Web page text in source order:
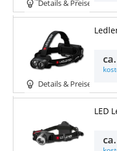
Details & Preise
Details & Preise
ca.
LED
ca.